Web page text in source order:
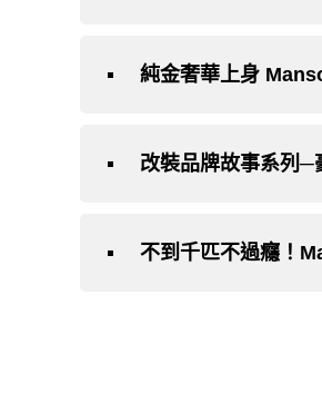
純金奢華上身
改裝品牌故事系列